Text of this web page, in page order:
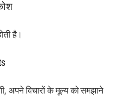
है।
अपने विचारों के मूल्य को समझाने